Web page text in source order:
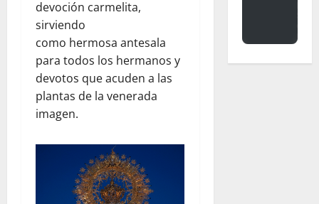
devoción carmelita,
sirviendo
como hermosa antesala
para todos los hermanos y
devotos que acuden a las
plantas de la venerada
imagen.